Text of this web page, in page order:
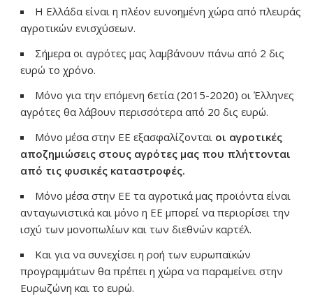
Η Ελλάδα είναι η πλέον ευνοημένη χώρα από πλευράς
αγροτικών ενισχύσεων.
Σήμερα οι αγρότες μας λαμβάνουν πάνω από 2 δις
ευρώ το χρόνο.
Μόνο για την επόμενη 6ετία (2015-2020) οι Έλληνες
αγρότες θα λάβουν περισσότερα από 20 δις ευρώ.
Μόνο μέσα στην ΕΕ εξασφαλίζονται οι αγροτικές
αποζημιώσεις στους αγρότες μας που πλήττονται
από τις φυσικές καταστροφές.
Μόνο μέσα στην ΕΕ τα αγροτικά μας προϊόντα είναι
ανταγωνιστικά και μόνο η ΕΕ μπορεί να περιορίσει την
ισχύ των μονοπωλίων και των διεθνών καρτέλ.
Και για να συνεχίσει η ροή των ευρωπαϊκών
προγραμμάτων θα πρέπει η χώρα να παραμείνει στην
Ευρωζώνη και το ευρώ.